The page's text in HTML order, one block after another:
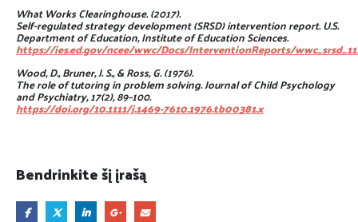
What Works Clearinghouse. (2017).
Self-regulated strategy development (SRSD) intervention report. U.S.
Department of Education, Institute of Education Sciences.
https://ies.ed.gov/ncee/wwc/Docs/InterventionReports/
Wood, D., Bruner, J. S., & Ross, G. (1976).
The role of tutoring in problem solving. Journal of Child Psychology
and Psychiatry, 17(2), 89–100.
https://doi.org/10.1111/j.1469-7610.1976.tb00381.x
Bendrinkite šį įrašą